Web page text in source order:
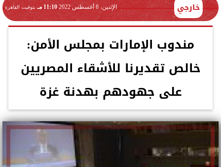
خارجي الإثنين، 8 أغسطس 2022 11:10 مـ بتوقيت القاهرة
مندوب الإمارات بمجلس الأمن:
خالص تقديرنا للأشقاء المصريين
على جهودهم بهدنة غزة